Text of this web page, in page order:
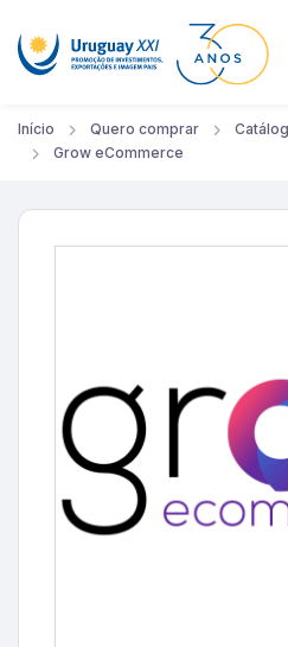
Início Quero comprar
Grow eCommerce